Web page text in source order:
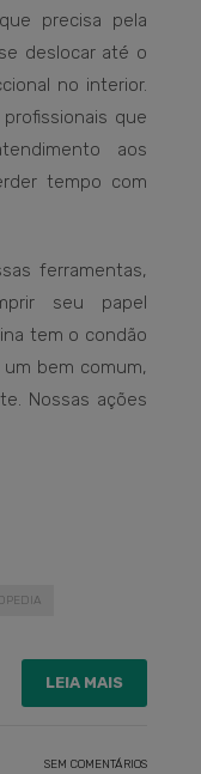
precisa pela
deslocar até o
no interior.
que
aos
tempo com
ferramentas,
seu papel
tem o condão
bem comum,
Nossas ações
LEIA MAIS
SEM COMENTÁRIOS